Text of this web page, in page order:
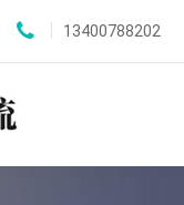
13400788202